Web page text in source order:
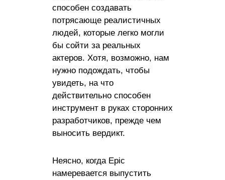
способен создавать
потрясающе реалистичных
людей, которые легко могли
бы сойти за реальных
актеров. Хотя, возможно, нам
нужно подождать, чтобы
увидеть, на что
действительно способен
инструмент в руках сторонних
разработчиков, прежде чем
выносить вердикт.
Неясно, когда Epic
намеревается выпустить